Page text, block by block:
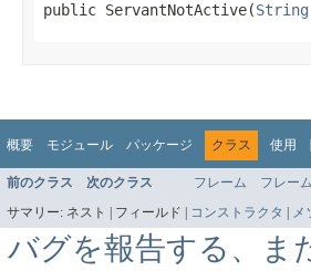
public ServantNotActive​(String
概要 モジュール パッケージ クラス 使用
前のクラス 次のクラス フレーム フレー
サマリー: ネスト | フィールド | コンストラクタ | メ
バグを報告する、ま